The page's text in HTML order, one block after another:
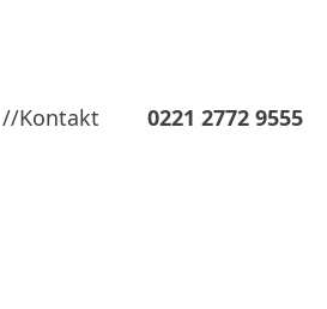
//Kontakt
0221 2772 9555